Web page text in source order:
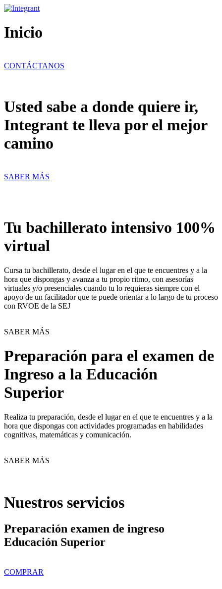
Ir
contenido
Inicio
CONTÁCTANOS
Usted sabe a donde quiere ir,
Integrant te lleva por el mejor
camino
SABER MÁS
Tu bachillerato intensivo 100%
virtual
Cursa tu bachillerato, desde el lugar en el que te encuentres y a la
hora que dispongas y avanza a tu propio ritmo, con asesorías
virtuales y/o presenciales cuando tu lo requieras siempre con el
apoyo de un facilitador que te puede orientar a lo largo de tu proceso
con RVOE de la SEJ
SABER MÁS
Preparación para el examen de
Ingreso a la Educación
Superior
Realiza tu preparación, desde el lugar en el que te encuentres y a la
hora que dispongas con actividades programadas en habilidades
cognitivas, matemáticas y comunicación.
SABER MÁS
Nuestros servicios
Preparación examen de ingreso
Educación Superior
COMPRAR